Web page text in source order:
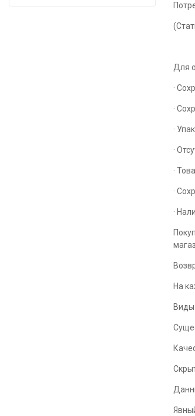
Для
·
·
·
·
·
·
·
На
Виды